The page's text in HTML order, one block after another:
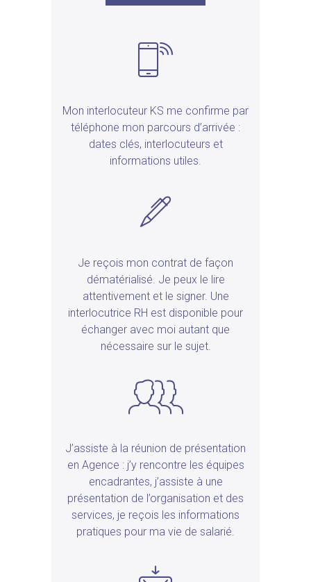
MES CERTIFICATIONS :
Mon interlocuteur KS me confirme par
téléphone mon parcours d’arrivée :
dates clés, interlocuteurs et
informations utiles.
Je reçois mon contrat de façon
dématérialisé. Je peux le lire
attentivement et le signer. Une
interlocutrice RH est disponible pour
échanger avec moi autant que
nécessaire sur le sujet.
J’assiste à la réunion de présentation
en Agence : j’y rencontre les équipes
encadrantes, j’assiste à une
présentation de l’organisation et des
services, je reçois les informations
pratiques pour ma vie de salarié.